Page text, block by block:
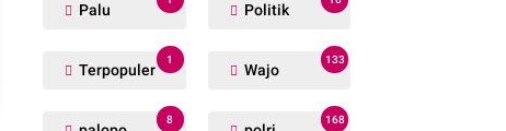
Palu Politik
Terpopuler
1
Wajo
133
8 168